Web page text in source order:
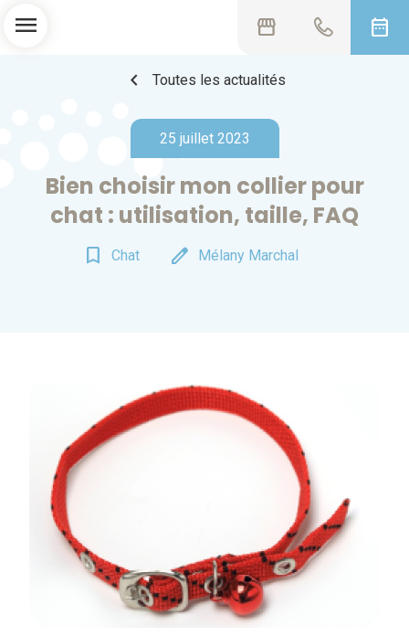
storefront date_range
menu
chevron_left Toutes les actualités
25 juillet 2023
Bien choisir mon collier pour
chat : utilisation, taille, FAQ
bookmark_border Chat edit Mélany Marchal